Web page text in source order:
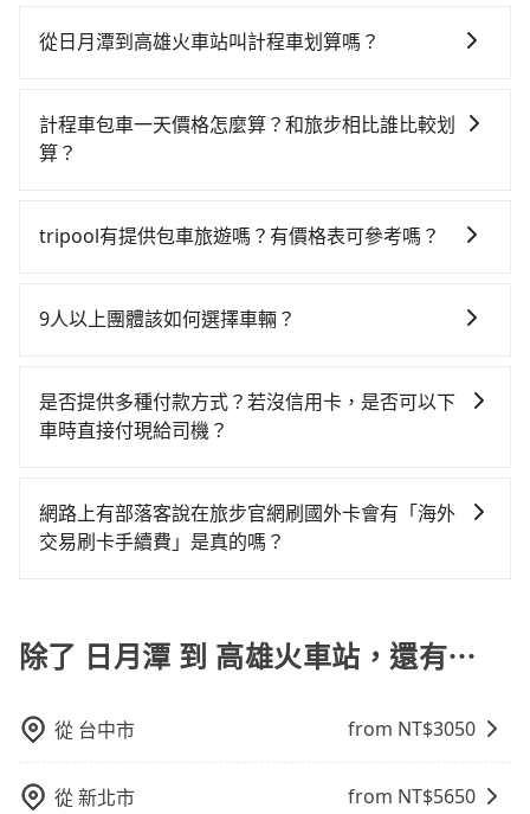
一輛計程車花費約2,500元、車程約70分鐘。抵達高鐵站
往左營高鐵站，每人票價790元，再用10分鐘出站、等
待車站前排班的計程車，搭上小黃後約花21分鐘、車費
加轉乘之平均每人花費為2,140元。不過南投縣領有合法
500倍，且日月潭並未位於市區，可能根本無車可攔。縱
全程使用tripool並到府專車接送，則每人平均花費約
1,840元，費時2小時38分鐘。選擇搭乘高鐵而不預約包
tripool！如果你是獨自一人乘車，也可參考tripool的拼
車共乘服務，最多可再節省50%的交通費用。
時不需要閉目養神（因為要自己開車），最重要的是你
$115~205承租小轎車，每公里再額外加收$3.2，從日月
潭到高雄火車站的花費預估為$2,700~3,350（金額差異
估進去，但額外的汽車保險與可能的罰單都需自付。再
數超過四位，更是沒有較大的七人座或九人座可供選
修理，每一次租車都好像在開樂透一樣。另外，偶爾也
會遇到明明已經預約了時間但上一位用戶卻遲遲尚未歸
雖然路邊隨租隨還看似方便，但實際使用時還是有其區
域的限制，實際可停靠的地點與你的上下車地點仍有段
從日月潭到高雄火車站叫計程車划算嗎？
灣大車隊和Yoxi，如果在路邊攔不到車，也可考慮打電
話至南投縣魚池鄉當地唯一的計程車行-日月星光計程車
法提前預約，或偏好臨時叫車，那要注意南投縣僅有合
加上南投縣有些計程車司機不按錶計費，約有58%會採
日月潭到高雄火車站的最佳選擇。
計程車包車一天價格怎麼算？和旅步相比誰比較划
算？
格通常是根據時間或距離來計算，而且在不同城市和地
之前，最好先詢問清楚具體價格和注意事項。相比之
透明，方便客戶可以更加準確地了解行程所需時間和費
用。
tripool有提供包車旅遊嗎？有價格表可參考嗎？
遊，從單純的單趟接送到算時間的計時包車都有，可彈
算即真實價格，免去來回電話確認。一天包車的價格可
能跟其他車隊相差無幾，但是如果只需要短時數或者單
人以上巴士，請來信洽詢。
9人以上團體該如何選擇車輛？
9人以上之廂型車，其實屬違法。在現行法律下，營業小
客車最多座位數量就是9人，如扣掉司機就只能乘坐8位
行照不符，連司機的駕照都會不符。在路上被警察盤查
請下車終止行程事小，如果發生意外，保險公司可不予
台中巴比較方便。但也有例外，比方說有些山區或路段
台確認。
是否提供多種付款方式？若沒信用卡，是否可以下
車時直接付現給司機？
(VISA/MasterCard/JCB)、簽帳卡 (金融信用卡) 和
AFTEE 先享受後付款等。若您沒有信用卡，建議可以使
網路上有部落客說在旅步官網刷國外卡會有「海外
交易刷卡手續費」是真的嗎？
除了 日月潭 到 高雄火車站，還有⋯
從 台中市 from NT$3050
從新北市 from NT$5650